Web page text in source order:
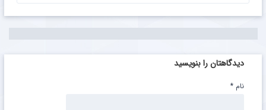
دیدگاهتان را بنویسید
نام *